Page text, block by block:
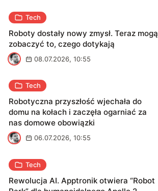
Tech
Roboty dostały nowy zmysł. Teraz mogą
zobaczyć to, czego dotykają
M
08.07.2026, 10:55
Tech
Robotyczna przyszłość wjechała do
domu na kołach i zaczęła ogarniać za
nas domowe obowiązki
M
06.07.2026, 10:55
Tech
Rewolucja AI. Apptronik otwiera “Robot